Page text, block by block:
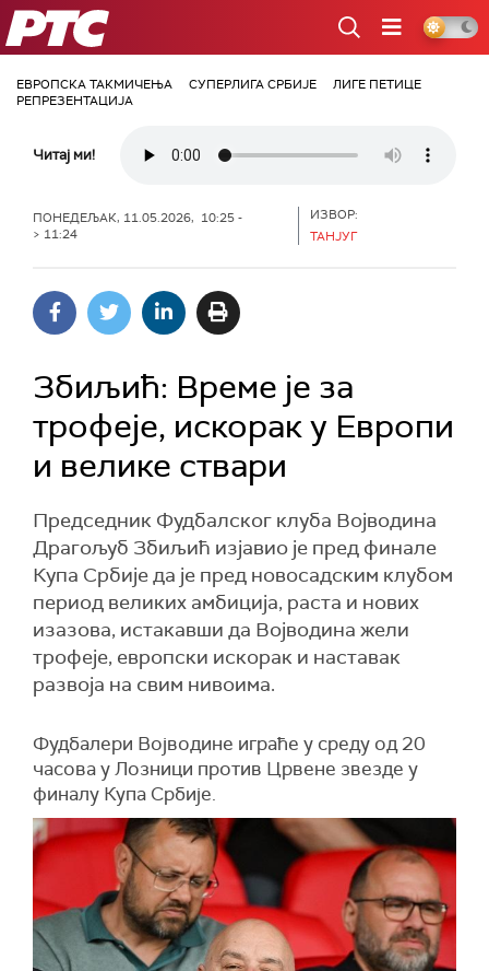
РТС
ЕВРОПСКА ТАКМИЧЕЊА СУПЕРЛИГА СРБИЈЕ
ЛИГЕ ПЕТИЦЕ
РЕПРЕЗЕНТАЦИЈА
Читај ми!
ПОНЕДЕЉАК, 11.05.2026, 10:25 -
> 11:24
ИЗВОР:
ТАНЈУГ
Збиљић: Време је за
трофеје, искорак у Европи
и велике ствари
Председник Фудбалског клуба Војводина
Драгољуб Збиљић изјавио је пред финале
Купа Србије да је пред новосадским клубом
период великих амбиција, раста и нових
изазова, истакавши да Војводина жели
трофеје, европски искорак и наставак
развоја на свим нивоима.
Фудбалери Војводине играће у среду од 20
часова у Лозници против Црвене звезде у
финалу Купа Србије.